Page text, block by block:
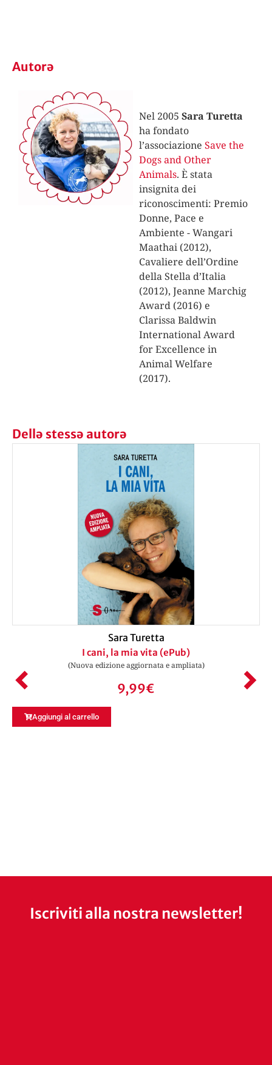
Autorə
Nel 2005 Sara Turetta
ha fondato
l’associazione Save the
Dogs and Other
Animals. È stata
insignita dei
riconoscimenti: Premio
Donne, Pace e
Ambiente - Wangari
Maathai (2012),
Cavaliere dell’Ordine
della Stella d’Italia
(2012), Jeanne Marchig
Award (2016) e
Clarissa Baldwin
International Award
for Excellence in
Animal Welfare
(2017).
Dellə stessə autorə
Sara Turetta
I cani, la mia vita (ePub)
(Nuova edizione aggiornata e ampliata)
9,99€
Aggiungi al carrello
Iscriviti alla nostra newsletter!